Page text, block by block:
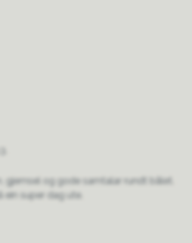
gjemsel og gode samtalar rundt bålet.
super dag ute.